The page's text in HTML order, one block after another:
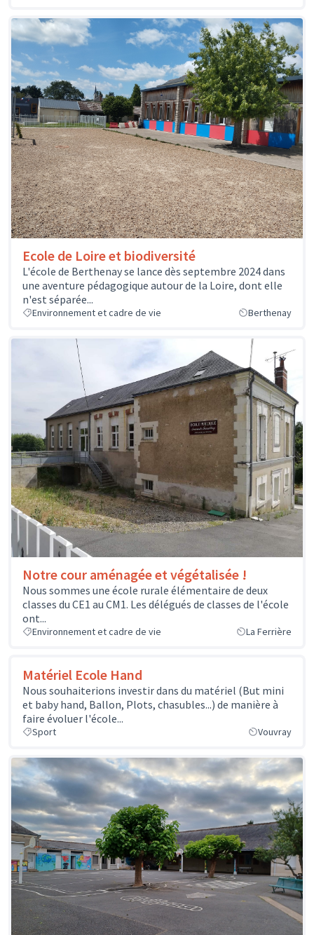
Ecole de Loire et biodiversité
L'école de Berthenay se lance dès septembre 2024 dans
une aventure pédagogique autour de la Loire, dont elle
n'est séparée...
Environnement et cadre de vie Berthenay
Notre cour aménagée et végétalisée !
Nous sommes une école rurale élémentaire de deux
classes du CE1 au CM1. Les délégués de classes de l'école
ont...
Environnement et cadre de vie La Ferrière
Matériel Ecole Hand
Nous souhaiterions investir dans du matériel (But mini
et baby hand, Ballon, Plots, chasubles...) de manière à
faire évoluer l'école...
Sport Vouvray